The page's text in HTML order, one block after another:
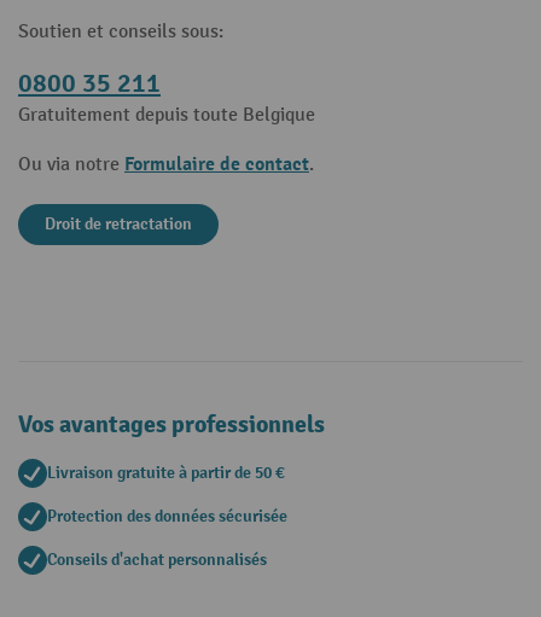
Soutien et conseils sous:
0800 35 211
Gratuitement depuis toute Belgique
Ou via notre Formulaire de contact.
Droit de retractation
Vos avantages professionnels
Livraison gratuite à partir de 50 €
Protection des données sécurisée
Conseils d'achat personnalisés